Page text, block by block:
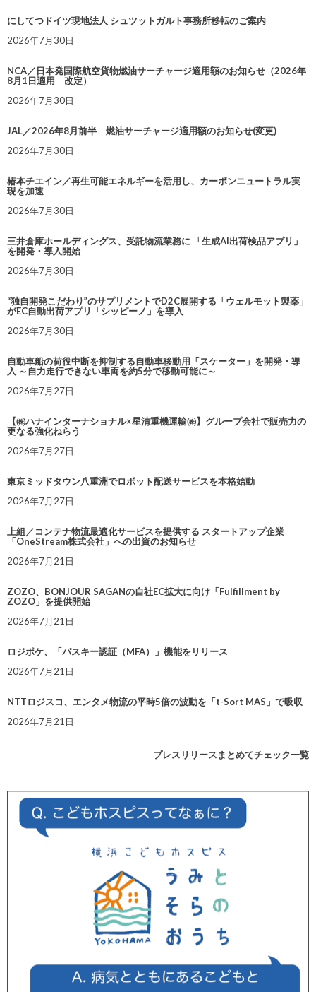
にしてつドイツ現地法人 シュツットガルト事務所移転のご案内
2026年7月30日
NCA／日本発国際航空貨物燃油サーチャージ適用額のお知らせ（2026年
8月1日適用 改定）
2026年7月30日
JAL／2026年8月前半 燃油サーチャージ適用額のお知らせ(変更)
2026年7月30日
椿本チエイン／再生可能エネルギーを活用し、カーボンニュートラル実
現を加速
2026年7月30日
三井倉庫ホールディングス、受託物流業務に 「生成AI出荷検品アプリ」
を開発・導入開始
2026年7月30日
“独自開発こだわり”のサプリメントでD2C展開する「ウェルモット製薬」
がEC自動出荷アプリ「シッピーノ」を導入
2026年7月30日
自動車船の荷役中断を抑制する自動車移動用「スケーター」を開発・導
入 ～自力走行できない車両を約5分で移動可能に～
2026年7月27日
【㈱ハナインターナショナル×星清重機運輸㈱】グループ会社で販売力の
更なる強化ねらう
2026年7月27日
東京ミッドタウン八重洲でロボット配送サービスを本格始動
2026年7月27日
上組／コンテナ物流最適化サービスを提供する スタートアップ企業
「OneStream株式会社」への出資のお知らせ
2026年7月21日
ZOZO、BONJOUR SAGANの自社EC拡大に向け「Fulfillment by
ZOZO」を提供開始
2026年7月21日
ロジポケ、「パスキー認証（MFA）」機能をリリース
2026年7月21日
NTTロジスコ、エンタメ物流の平時5倍の波動を「t-Sort MAS」で吸収
2026年7月21日
プレスリリースまとめてチェック一覧